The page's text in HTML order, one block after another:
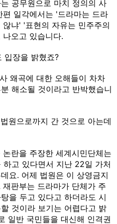
공무원으로 마치 정의의 사
일각에서는 '드라마는 드라
냐' '표현의 자유는 민주주의
오고 있습니다.
장을 밝혔죠?
왜곡에 대한 오해들이 차차
해소될 것이라고 반박했습니
원으로까지 간 것으로 아는데
란을 주장한 세계시민단체는
고 있다면서 지난 22일 가처
요. 어제 법원은 이 상영금지
판부는 드라마가 단체가 주
을 두고 있다고 하더라도 시
것이라 보기는 어렵다고 밝
일반 국민들을 대신해 인격권